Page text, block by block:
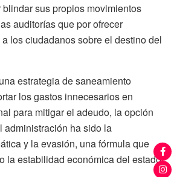
sus propios movimientos
auditorías que por ofrecer
los ciudadanos sobre el destino del
estrategia de saneamiento
los gastos innecesarios en
para mitigar el adeudo, la opción
administración ha sido la
y la evasión, una fórmula que
la estabilidad económica del estado